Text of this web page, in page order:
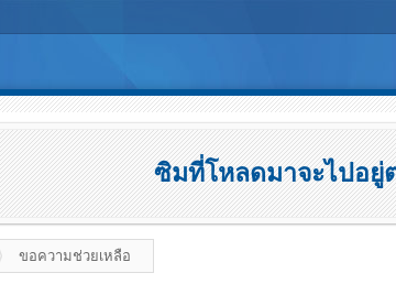
ซิมที่โหลดมาจะไปอยู่
ขอความช่วยเหลือ